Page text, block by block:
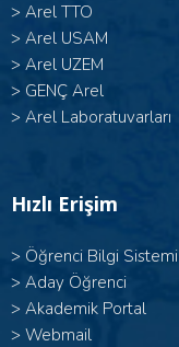
> Arel TTO
> Arel USAM
> Arel UZEM
> GENÇ Arel
> Arel Laboratuvarları
Hızlı Erişim
> Öğrenci Bilgi Sistemi
> Aday Öğrenci
> Akademik Portal
> Webmail